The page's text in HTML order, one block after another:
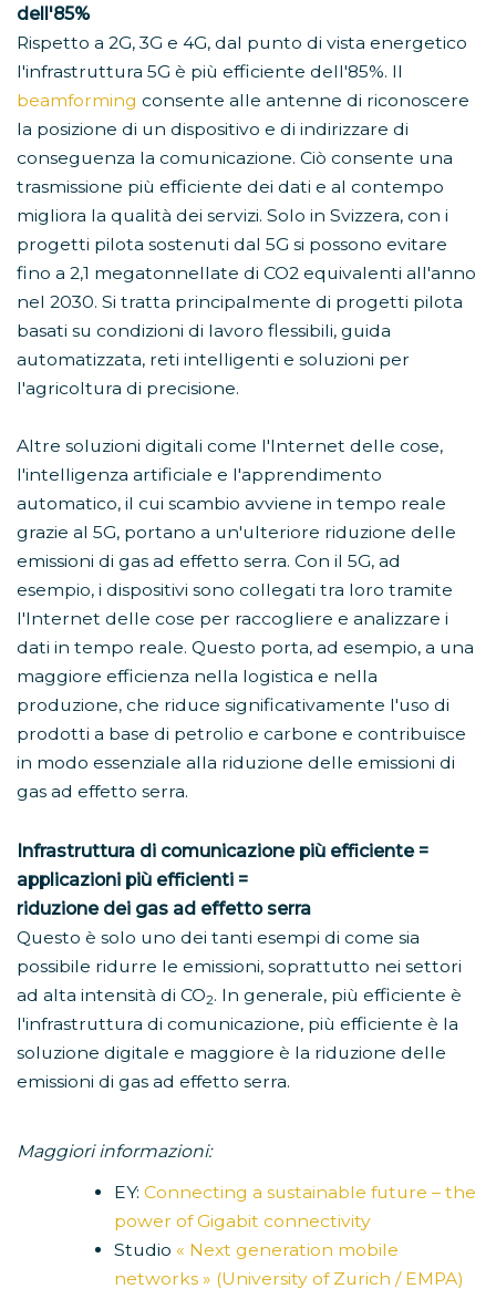
dell'85%
Rispetto a 2G, 3G e 4G, dal punto di vista energetico
l'infrastruttura 5G è più efficiente dell'85%. Il
beamforming consente alle antenne di riconoscere
la posizione di un dispositivo e di indirizzare di
conseguenza la comunicazione. Ciò consente una
trasmissione più efficiente dei dati e al contempo
migliora la qualità dei servizi. Solo in Svizzera, con i
progetti pilota sostenuti dal 5G si possono evitare
fino a 2,1 megatonnellate di CO2 equivalenti all'anno
nel 2030. Si tratta principalmente di progetti pilota
basati su condizioni di lavoro flessibili, guida
automatizzata, reti intelligenti e soluzioni per
l'agricoltura di precisione.
Altre soluzioni digitali come l'Internet delle cose,
l'intelligenza artificiale e l'apprendimento
automatico, il cui scambio avviene in tempo reale
grazie al 5G, portano a un'ulteriore riduzione delle
emissioni di gas ad effetto serra. Con il 5G, ad
esempio, i dispositivi sono collegati tra loro tramite
l'Internet delle cose per raccogliere e analizzare i
dati in tempo reale. Questo porta, ad esempio, a una
maggiore efficienza nella logistica e nella
produzione, che riduce significativamente l'uso di
prodotti a base di petrolio e carbone e contribuisce
in modo essenziale alla riduzione delle emissioni di
gas ad effetto serra.
Infrastruttura di comunicazione più efficiente =
applicazioni più efficienti =
riduzione dei gas ad effetto serra
Questo è solo uno dei tanti esempi di come sia
possibile ridurre le emissioni, soprattutto nei settori
ad alta intensità di CO2. In generale, più efficiente è
l'infrastruttura di comunicazione, più efficiente è la
soluzione digitale e maggiore è la riduzione delle
emissioni di gas ad effetto serra.
Maggiori informazioni:
EY: Connecting a sustainable future – the
power of Gigabit connectivity
Studio « Next generation mobile
networks » (University of Zurich / EMPA)